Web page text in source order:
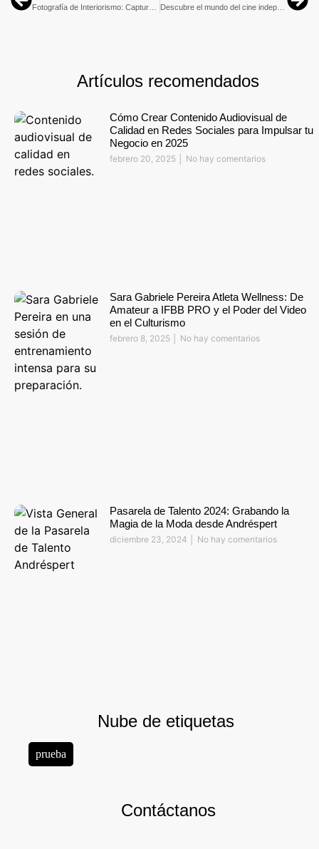
Descubre el mundo del cine independiente: Producción cinematográfica independiente y sus secretos
Artículos recomendados
Cómo Crear Contenido Audiovisual de
Calidad en Redes Sociales para Impulsar tu
Negocio en 2025
febrero 20, 2025 No hay comentarios
Sara Gabriele Pereira Atleta Wellness: De
Amateur a IFBB PRO y el Poder del Video
en el Culturismo
febrero 8, 2025 No hay comentarios
Pasarela de Talento 2024: Grabando la
Magia de la Moda desde Andréspert
diciembre 23, 2024 No hay comentarios
Nube de etiquetas
prueba
Contáctanos